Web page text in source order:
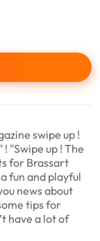
swipe up !
"Swipe up ! The
for Brassart
fun and playful
news about
tips for
have a lot of